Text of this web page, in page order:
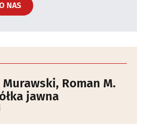
NAS
Roman M.
jawna